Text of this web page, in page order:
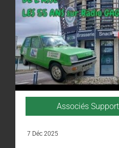
Associés
7 Déc 2025